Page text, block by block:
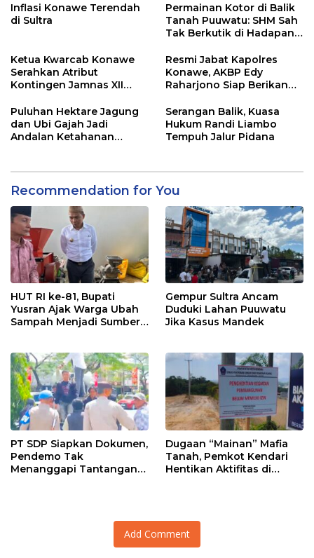
Inflasi Konawe Terendah
di Sultra
Permainan Kotor di Balik
Tanah Puuwatu: SHM Sah
Tak Berkutik di Hadapan
Ketua Kwarcab Konawe
Serahkan Atribut
Kontingen Jamnas XII
Resmi Jabat Kapolres
Konawe, AKBP Edy
Raharjono Siap Berikan
Puluhan Hektare Jagung
dan Ubi Gajah Jadi
Andalan Ketahanan
Serangan Balik, Kuasa
Hukum Randi Liambo
Tempuh Jalur Pidana
Recommendation for You
HUT RI ke-81, Bupati
Yusran Ajak Warga Ubah
Sampah Menjadi Sumber
Gempur Sultra Ancam
Duduki Lahan Puuwatu
Jika Kasus Mandek
PT SDP Siapkan Dokumen,
Pendemo Tak
Menanggapi Tantangan
Dugaan “Mainan” Mafia
Tanah, Pemkot Kendari
Hentikan Aktifitas di
Add Comment